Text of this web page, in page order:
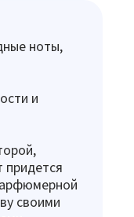
ноты,
и
придется
своими